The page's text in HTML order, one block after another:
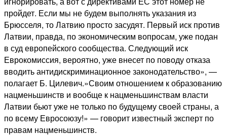
пройдет. Если мы не будем выполнять указания из
Брюсселя, то Латвию просто засудят. Первый иск против
Латвии, правда, по экономическим вопросам, уже подан
в суд европейского сообщества. Следующий иск
Еврокомиссия, вероятно, уже внесет по поводу отказа
вводить антидискриминационное законодательство», —
полагает Б. Цилевич.»Своим отношением к образованию
нацменьшинств и вообще к нацменьшинствам власти
Латвии бьют уже не только по будущему своей страны, а
по всему Евросоюзу!» — говорит известный эксперт по
правам нацменьшинств.